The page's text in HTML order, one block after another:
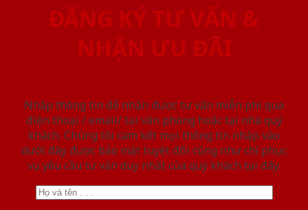
ĐĂNG KÝ TƯ VẤN &
NHẬN ƯU ĐÃI
Nhập thông tin để nhận được tư vấn miễn phí qua
điện thoại / email/ tại văn phòng hoặc tại nhà quý
khách. Chúng tôi cam kết mọi thông tin nhập vào
dưới đây được bảo mật tuyệt đối cũng như chỉ phục
vụ yêu cầu tư vấn duy nhất của quý khách tại đây.